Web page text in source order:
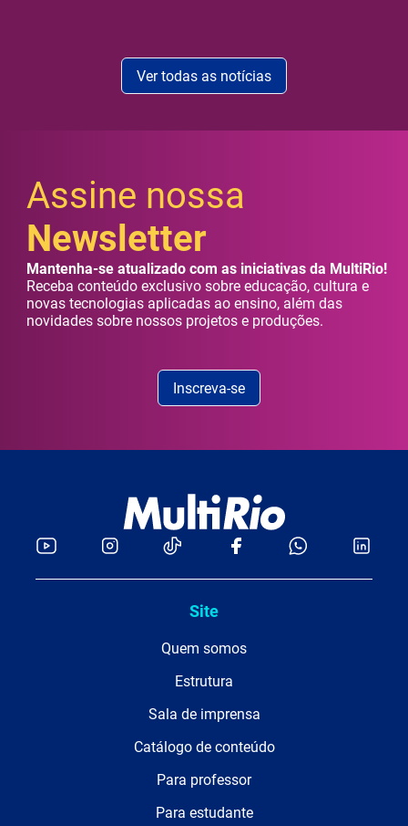
Ver todas as notícias
Assine nossa
Newsletter
Mantenha-se atualizado com as iniciativas da MultiRio!
Receba conteúdo exclusivo sobre educação, cultura e
novas tecnologias aplicadas ao ensino, além das
novidades sobre nossos projetos e produções.
Inscreva-se
Site
Quem somos
Estrutura
Sala de imprensa
Catálogo de conteúdo
Para professor
Para estudante